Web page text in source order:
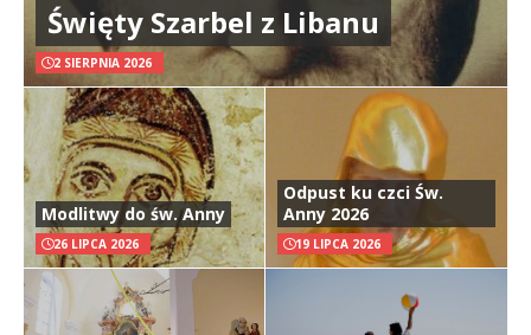
Święty Szarbel z Libanu
2 SIERPNIA 2026
Modlitwy do św. Anny
26 LIPCA 2026
Odpust ku czci Św.
Anny 2026
19 LIPCA 2026